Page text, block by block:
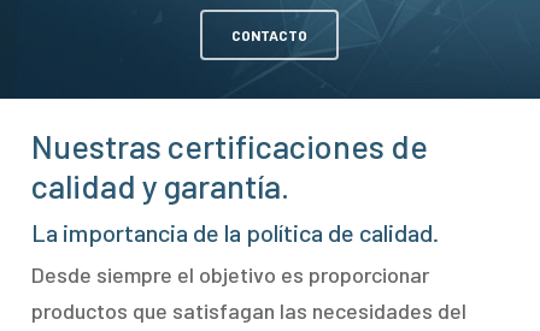
CONTACTO
Nuestras certificaciones de
calidad y garantía.
La importancia de la política de calidad.
Desde siempre el objetivo es proporcionar
productos que satisfagan las necesidades del